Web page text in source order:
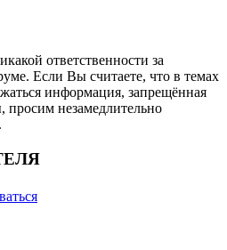
ответственности за
Если Вы считаете, что в темах
информация, запрещённая
просим незамедлительно